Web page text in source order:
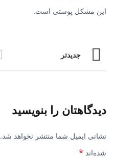
این مشکل پوستی است.
جدیدتر
دیدگاهتان را بنویسید
نشانی ایمیل شما منتشر نخواهد شد.
شده‌اند *